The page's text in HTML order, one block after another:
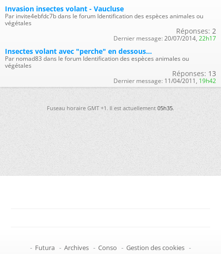
Invasion insectes volant - Vaucluse
Par invite4ebfdc7b dans le forum Identification des espèces animales ou
végétales
Réponses: 2
Dernier message: 20/07/2014, 22h17
Insectes volant avec "perche" en dessous...
Par nomad83 dans le forum Identification des espèces animales ou
végétales
Réponses: 13
Dernier message: 11/04/2011, 19h42
Fuseau horaire GMT +1. Il est actuellement05h35.
- Futura - Archives - Conso - Gestion des cookies -